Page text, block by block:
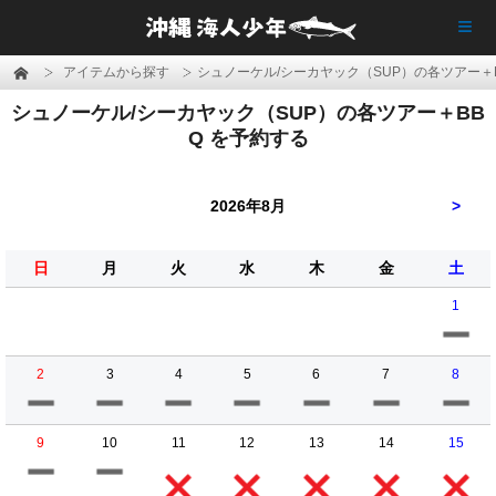
アイテムから探す シュノーケル/シーカヤック（SUP）の各ツアー
シュノーケル/シーカヤック（SUP）の各ツアー＋BB
Q を予約する
2026年8月 >
日 月 火 水 木 金 土
1
2 3 4 5 6 7 8
9 10 11 12 13 14 15
≡